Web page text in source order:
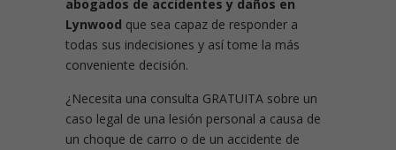
abogados de accidentes y daños en
Lynwood que sea capaz de responder a
todas sus indecisiones y así tome la más
conveniente decisión.
¿Necesita una consulta GRATUITA sobre un
caso legal de una lesión personal a causa de
un choque de carro o de un accidente de